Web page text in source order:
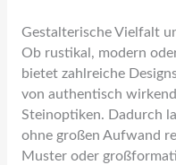
Gestalterische Vielfalt
Ob rustikal, modern
bietet zahlreiche
von authentisch
Steinoptiken. Dadurch
ohne großen Aufwand
Muster oder